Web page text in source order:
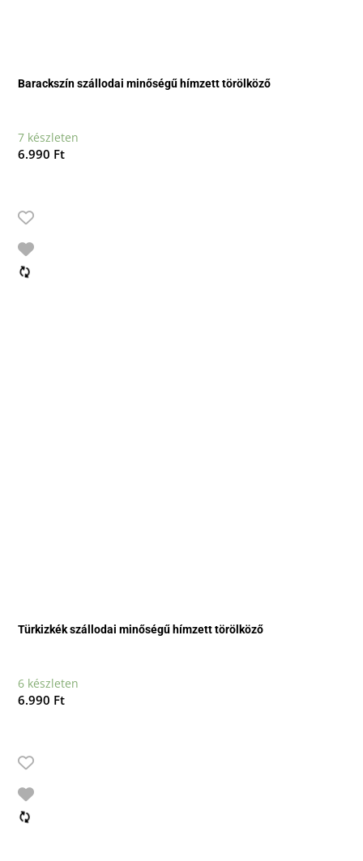
Barackszín szállodai minőségű hímzett törölköző
7 készleten
6.990 Ft
Türkizkék szállodai minőségű hímzett törölköző
6 készleten
6.990 Ft